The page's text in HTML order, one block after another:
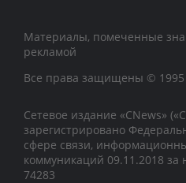
Материалы, помеченные
рекламой
Все права защищены © 1995
Сетевое издание «CNews»
зарегистрировано
сфере связи,
коммуникаций 09.11.2018
74283